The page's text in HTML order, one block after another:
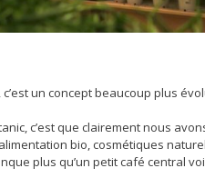
c’est un concept beaucoup plus
c’est que clairement nous
bio, cosmétiques
plus qu’un petit café central